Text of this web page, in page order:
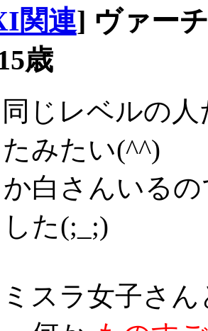
関連] ヴァー
歳
じレベルの
みたい(^^)
白さんいる
た(;_;)
スラ女子さん